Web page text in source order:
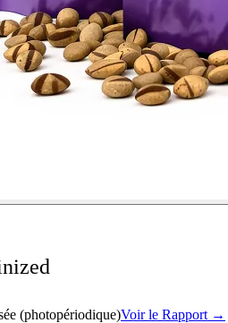
(photopériodique)Voir le Rapport →